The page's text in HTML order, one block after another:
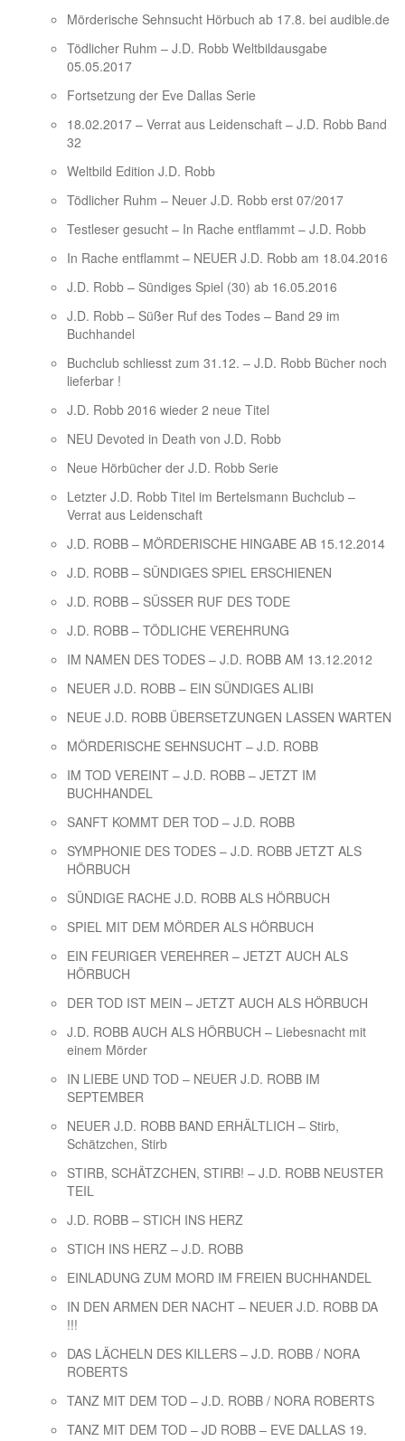
Mörderische Sehnsucht Hörbuch ab 17.8. bei audible.de
Tödlicher Ruhm – J.D. Robb Weltbildausgabe
05.05.2017
Fortsetzung der Eve Dallas Serie
18.02.2017 – Verrat aus Leidenschaft – J.D. Robb Band
32
Weltbild Edition J.D. Robb
Tödlicher Ruhm – Neuer J.D. Robb erst 07/2017
Testleser gesucht – In Rache entflammt – J.D. Robb
In Rache entflammt – NEUER J.D. Robb am 18.04.2016
J.D. Robb – Sündiges Spiel (30) ab 16.05.2016
J.D. Robb – Süßer Ruf des Todes – Band 29 im
Buchhandel
Buchclub schliesst zum 31.12. – J.D. Robb Bücher noch
lieferbar !
J.D. Robb 2016 wieder 2 neue Titel
NEU Devoted in Death von J.D. Robb
Neue Hörbücher der J.D. Robb Serie
Letzter J.D. Robb Titel im Bertelsmann Buchclub –
Verrat aus Leidenschaft
J.D. ROBB – MÖRDERISCHE HINGABE AB 15.12.2014
J.D. ROBB – SÜNDIGES SPIEL ERSCHIENEN
J.D. ROBB – SÜSSER RUF DES TODE
J.D. ROBB – TÖDLICHE VEREHRUNG
IM NAMEN DES TODES – J.D. ROBB AM 13.12.2012
NEUER J.D. ROBB – EIN SÜNDIGES ALIBI
NEUE J.D. ROBB ÜBERSETZUNGEN LASSEN WARTEN
MÖRDERISCHE SEHNSUCHT – J.D. ROBB
IM TOD VEREINT – J.D. ROBB – JETZT IM
BUCHHANDEL
SANFT KOMMT DER TOD – J.D. ROBB
SYMPHONIE DES TODES – J.D. ROBB JETZT ALS
HÖRBUCH
SÜNDIGE RACHE J.D. ROBB ALS HÖRBUCH
SPIEL MIT DEM MÖRDER ALS HÖRBUCH
EIN FEURIGER VEREHRER – JETZT AUCH ALS
HÖRBUCH
DER TOD IST MEIN – JETZT AUCH ALS HÖRBUCH
J.D. ROBB AUCH ALS HÖRBUCH – Liebesnacht mit
einem Mörder
IN LIEBE UND TOD – NEUER J.D. ROBB IM
SEPTEMBER
NEUER J.D. ROBB BAND ERHÄLTLICH – Stirb,
Schätzchen, Stirb
STIRB, SCHÄTZCHEN, STIRB! – J.D. ROBB NEUSTER
TEIL
J.D. ROBB – STICH INS HERZ
STICH INS HERZ – J.D. ROBB
EINLADUNG ZUM MORD IM FREIEN BUCHHANDEL
IN DEN ARMEN DER NACHT – NEUER J.D. ROBB DA
!!!
DAS LÄCHELN DES KILLERS – J.D. ROBB / NORA
ROBERTS
TANZ MIT DEM TOD – J.D. ROBB / NORA ROBERTS
TANZ MIT DEM TOD – JD ROBB – EVE DALLAS 19.